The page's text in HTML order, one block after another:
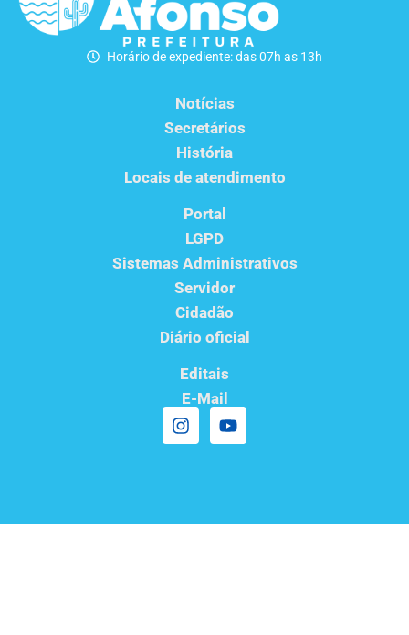
Horário de expediente: das 07h as 13h
Notícias
Secretários
História
Locais de atendimento
Portal
LGPD
Sistemas Administrativos
Servidor
Cidadão
Diário oficial
Editais
E-Mail